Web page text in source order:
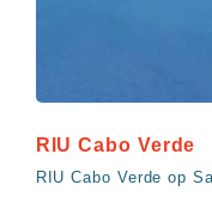
RIU Cabo Verde
RIU Cabo Verde op